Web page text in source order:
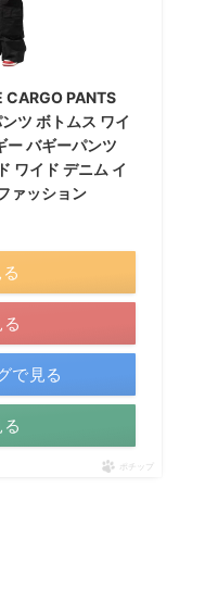
CARGO PANTS
ツ ボトムス ワイ
ー バギーパンツ
ワイド デニム イ
ァッション
で見る
ポチップ